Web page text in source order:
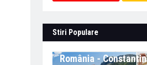
Stiri Populare
România - Constantin